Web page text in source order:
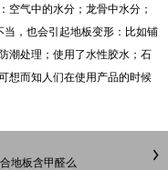
空气中的水分；龙骨中水分；
，也会引起地板变形：比如铺
潮处理；使用了水性胶水；石
想而知人们在使用产品的时候
地板含甲醛么